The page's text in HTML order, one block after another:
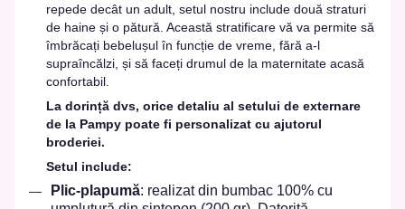
repede decât un adult, setul nostru include două straturi
de haine și o pătură. Această stratificare vă va permite să
îmbrăcați bebelușul în funcție de vreme, fără a-l
supraîncălzi, și să faceți drumul de la maternitate acasă
confortabil.
La dorință dvs, orice detaliu al setului de externare
de la Pampy poate fi personalizat cu ajutorul
broderiei.
Setul include:
Plic-plapumă: realizat din bumbac 100% cu